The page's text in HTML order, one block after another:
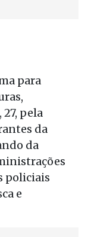
para
pela
da
da
policiais
e